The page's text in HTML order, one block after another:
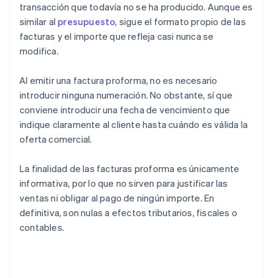
transacción que todavía no se ha producido. Aunque es
similar al presupuesto, sigue el formato propio de las
facturas y el importe que refleja casi nunca se
modifica.
Al emitir una factura proforma, no es necesario
introducir ninguna numeración. No obstante, sí que
conviene introducir una fecha de vencimiento que
indique claramente al cliente hasta cuándo es válida la
oferta comercial.
La finalidad de las facturas proforma es únicamente
informativa, por lo que no sirven para justificar las
ventas ni obligar al pago de ningún importe. En
definitiva, son nulas a efectos tributarios, fiscales o
contables.